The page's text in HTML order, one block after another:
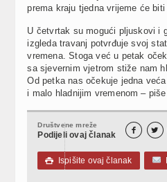
prema kraju tjedna vrijeme će biti
U četvrtak su mogući pljuskovi i
izgleda travanj potvrđuje svoj
vremena. Stoga već u petak
sa sjevernim vjetrom stiže nam
Od petka nas očekuje jedna
i malo hladnijim vremenom – piše
Društvene mreže
Podijeli ovaj članak  
 Ispišite ovaj članak